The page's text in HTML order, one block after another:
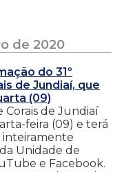
de 2020
do 31º
de Jundiaí, que
(09)
Corais de Jundiaí
feira (09) e terá
inteiramente
Unidade de
e Facebook.